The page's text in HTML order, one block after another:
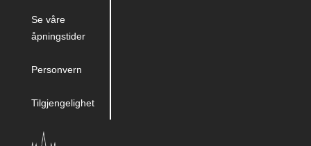
Se våre
åpningstider
Personvern
Tilgjengelighet